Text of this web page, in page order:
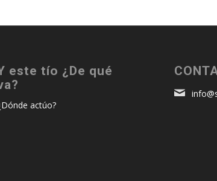
este tío ¿De qué
actúo?